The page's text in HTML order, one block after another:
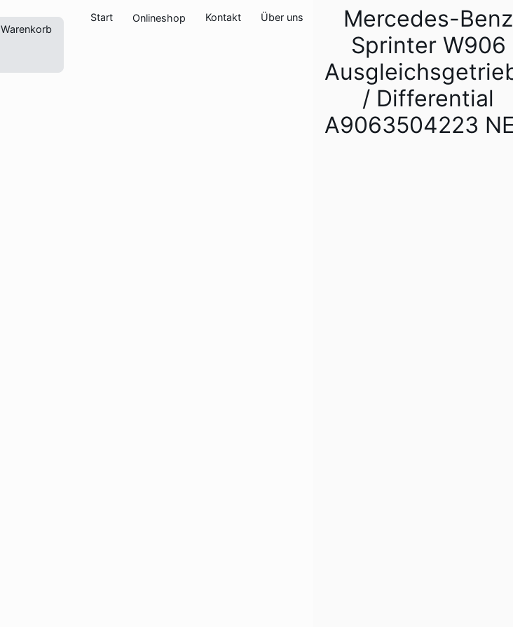
Warenkorb
Start Onlineshop Kontakt Über uns
Mercedes-Benz
Sprinter W906
/ Differential
A9063504223